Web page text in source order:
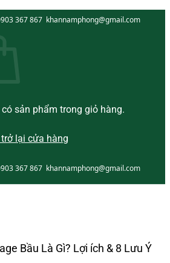
367 867 khannamphong@gmail.com
có sản phẩm trong giỏ hàng.
lại cửa hàng
367 867 khannamphong@gmail.com
Bầu Là Gì? Lợi ích & 8 Lưu Ý